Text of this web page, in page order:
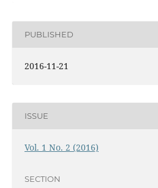
PUBLISHED
2016-11-21
ISSUE
Vol. 1 No. 2 (2016)
SECTION